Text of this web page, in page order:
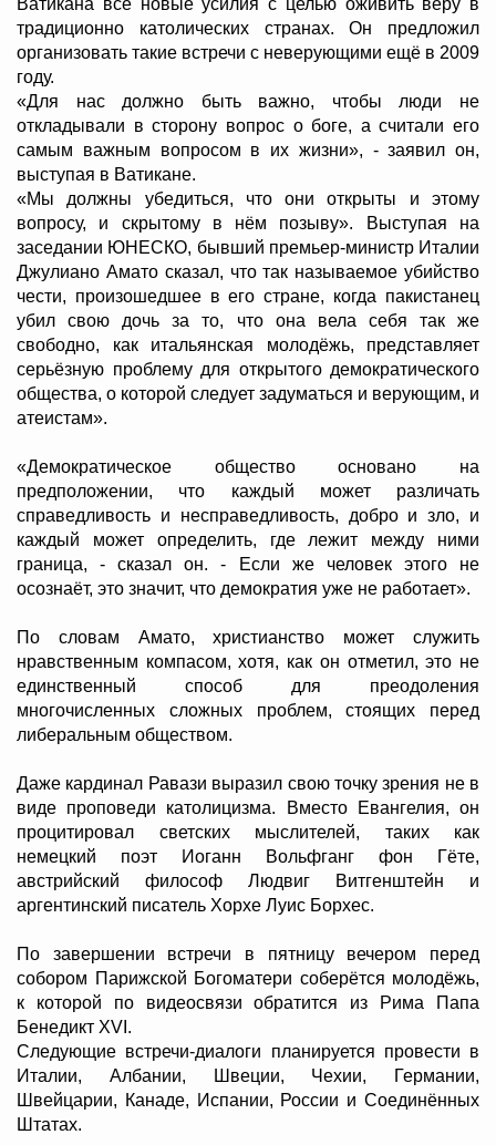
Ватикана всё новые усилия с целью оживить веру в
традиционно католических странах. Он предложил
организовать такие встречи с неверующими ещё в 2009
году.
«Для нас должно быть важно, чтобы люди не
откладывали в сторону вопрос о боге, а считали его
самым важным вопросом в их жизни», - заявил он,
выступая в Ватикане.
«Мы должны убедиться, что они открыты и этому
вопросу, и скрытому в нём позыву». Выступая на
заседании ЮНЕСКО, бывший премьер-министр Италии
Джулиано Амато сказал, что так называемое убийство
чести, произошедшее в его стране, когда пакистанец
убил свою дочь за то, что она вела себя так же
свободно, как итальянская молодёжь, представляет
серьёзную проблему для открытого демократического
общества, о которой следует задуматься и верующим, и
атеистам».
«Демократическое общество основано на
предположении, что каждый может различать
справедливость и несправедливость, добро и зло, и
каждый может определить, где лежит между ними
граница, - сказал он. - Если же человек этого не
осознаёт, это значит, что демократия уже не работает».
По словам Амато, христианство может служить
нравственным компасом, хотя, как он отметил, это не
единственный способ для преодоления
многочисленных сложных проблем, стоящих перед
либеральным обществом.
Даже кардинал Равази выразил свою точку зрения не в
виде проповеди католицизма. Вместо Евангелия, он
процитировал светских мыслителей, таких как
немецкий поэт Иоганн Вольфганг фон Гёте,
австрийский философ Людвиг Витгенштейн и
аргентинский писатель Хорхе Луис Борхес.
По завершении встречи в пятницу вечером перед
собором Парижской Богоматери соберётся молодёжь,
к которой по видеосвязи обратится из Рима Папа
Бенедикт XVI.
Следующие встречи-диалоги планируется провести в
Италии, Албании, Швеции, Чехии, Германии,
Швейцарии, Канаде, Испании, России и Соединённых
Штатах.